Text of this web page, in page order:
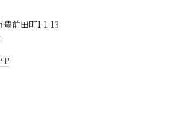
前田町1-1-13